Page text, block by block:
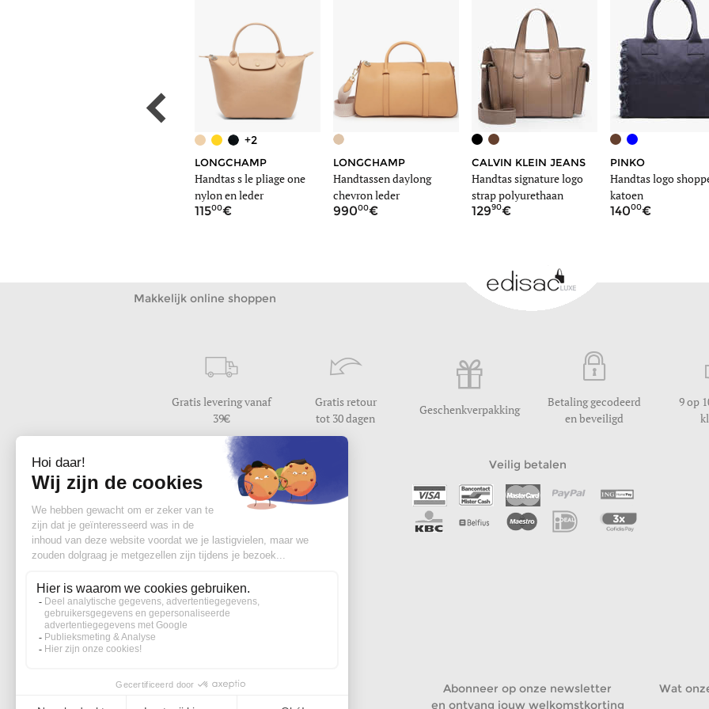
+2
LONGCHAMP
Handtas s le pliage one
nylon en leder
11500
LONGCHAMP
Handtassen daylong
chevron leder
99000
CALVIN KLEIN JEANS
Handtas signature logo
strap polyurethaan
12990
PINKO
Handtas logo
katoen
14000
Makkelijk online shoppen
Gratis levering vanaf
39
Gratis retour
tot 30 dagen
Geschenkverpakking
Betaling gecodeerd
en beveiligd
9 op
Wij beantwoorden uw vraag
van maandag tot vrijdag van 9u30 tot 17u
Contacteer ons
Veilig betalen
Word lid van de edisac community :
Abonneer op onze newsletter
en ontvang jouw welkomstkorting
Wat